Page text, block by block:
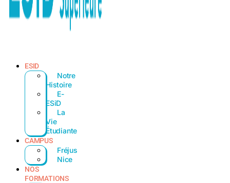
ESID
Notre
Histoire
E-
ESiD
La
Vie
Étudiante
CAMPUS
Fréjus
Nice
NOS
FORMATIONS